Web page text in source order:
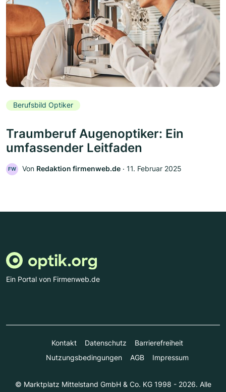
Berufsbild Optiker
Traumberuf Augenoptiker: Ein
umfassender Leitfaden
FW Von Redaktion firmenweb.de ‧ 11. Februar 2025
Ein Portal von Firmenweb.de
Kontakt Datenschutz
Barrierefreiheit
Nutzungsbedingungen
AGB Impressum
© Marktplatz Mittelstand GmbH & Co. KG 1998 - 2026. Alle